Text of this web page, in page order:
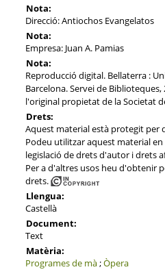
Nota:
Direcció: Antiochos Evangelatos
Nota:
Empresa: Juan A. Pamias
Nota:
Reproducció digital. Bellaterra :
Barcelona. Servei de
l'original propietat de la Societat
Drets:
Aquest material està protegit per
Podeu utilitzar aquest material
legislació de drets d'autor i drets
Per a d'altres usos heu d'obtenir
drets.
Llengua:
Castellà
Document:
Text
Matèria:
Programes de mà;Òpera